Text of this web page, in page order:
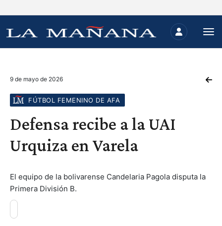
9 de mayo de 2026
FÚTBOL FEMENINO DE AFA
Defensa recibe a la UAI
Urquiza en Varela
El equipo de la bolivarense Candelaria Pagola disputa la
Primera División B.